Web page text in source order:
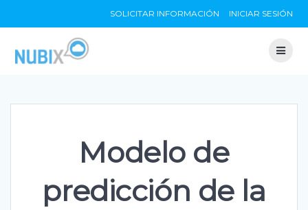
to
SOLICITAR INFORMACIÓN INICIAR SESIÓN
Modelo de
predicción de la